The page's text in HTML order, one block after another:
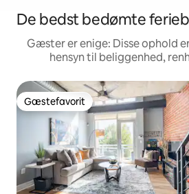
De bedst bedømte
Gæster er enige: Disse ophold
hensyn til beliggenhed,
Gæstefavorit
Gæstefavorit